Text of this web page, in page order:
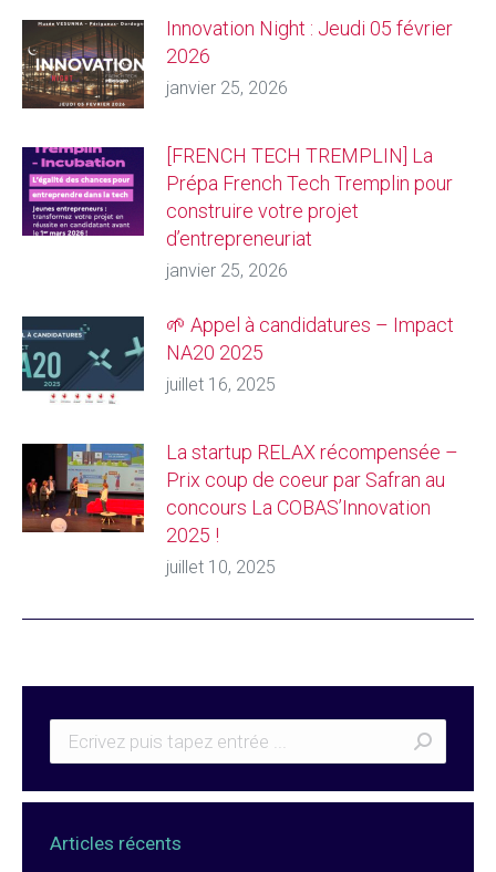
Innovation Night : Jeudi 05 février
2026
janvier 25, 2026
[FRENCH TECH TREMPLIN] La
Prépa French Tech Tremplin pour
construire votre projet
d’entrepreneuriat
janvier 25, 2026
🌱 Appel à candidatures – Impact
NA20 2025
juillet 16, 2025
La startup RELAX récompensée –
Prix coup de coeur par Safran au
concours La COBAS’Innovation
2025 !
juillet 10, 2025
Articles récents